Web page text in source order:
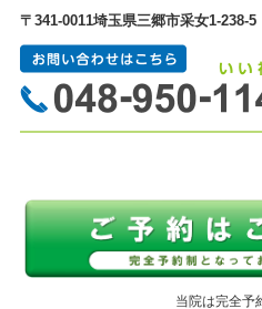
〒341-0011埼玉県三郷市采女1-238-5
当院は完全予